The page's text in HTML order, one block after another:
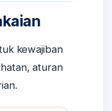
kewajiban
aturan